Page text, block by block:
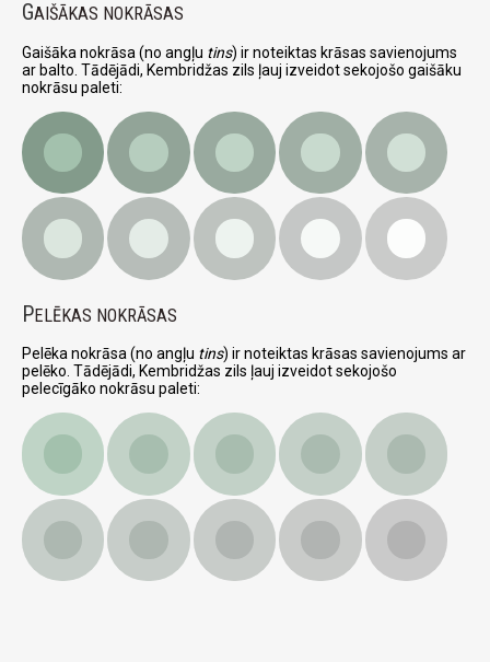
GAIŠĀKAS NOKRĀSAS
Gaišāka nokrāsa (no angļu tins) ir noteiktas krāsas savienojums
ar balto. Tādējādi, Kembridžas zils ļauj izveidot sekojošo gaišāku
nokrāsu paleti:
PELĒKAS NOKRĀSAS
Pelēka nokrāsa (no angļu tins) ir noteiktas krāsas savienojums ar
pelēko. Tādējādi, Kembridžas zils ļauj izveidot sekojošo
pelecīgāko nokrāsu paleti: